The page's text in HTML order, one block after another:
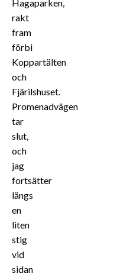
Hagaparken,
rakt
fram
förbi
Koppartälten
och
Fjärilshuset.
Promenadvägen
tar
slut,
och
jag
fortsätter
längs
en
liten
stig
vid
sidan